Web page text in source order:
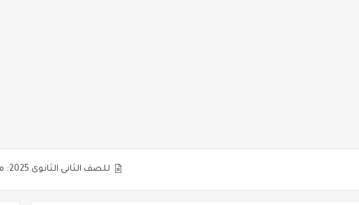
للصف الثانى الثانوى 2025: مراجعة على الفصل الأول الحركة الموجية